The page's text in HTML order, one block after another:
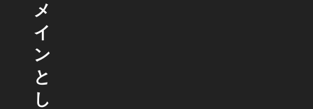
メ
イ
ン
と
し